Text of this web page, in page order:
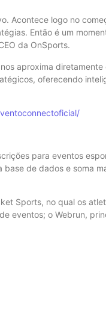
Acontece logo no
Então é um
da OnSports.
aproxima
oferecendo
para eventos
de dados e soma
Sports, no qual os
eventos; o Webrun,